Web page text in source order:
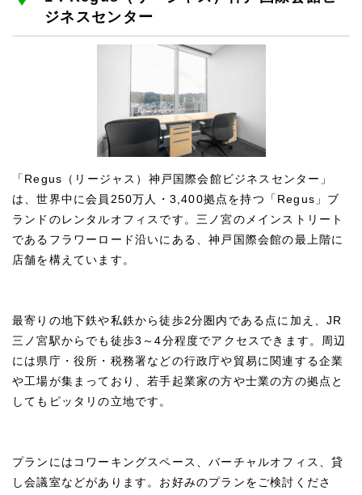
ジネスセンター
「Regus（リージャス）神戸国際会館ビジネスセンター」
は、世界中に会員250万人・3,400拠点を持つ「Regus」ブ
ランドのレンタルオフィスです。三ノ宮のメインストリート
であるフラワーロード沿いにある、神戸国際会館の最上階に
店舗を構えています。
最寄りの地下鉄や私鉄から徒歩2分圏内である点に加え、JR
三ノ宮駅からでも徒歩3～4分程度でアクセスできます。周辺
には県庁・役所・税務署などの行政庁や貿易に関連する企業
や工場が集まっており、若手起業家の方や士業の方の拠点と
してもピッタリの立地です。
プランにはコワーキングスペース、バーチャルオフィス、貸
し会議室などがあります。お好みのプランをご検討くださ